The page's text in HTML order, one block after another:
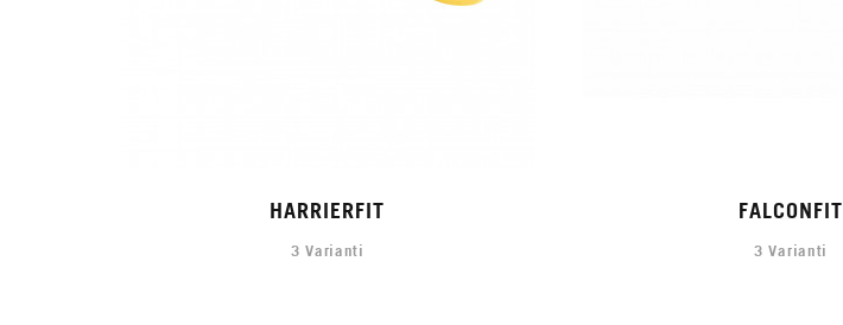
HARRIERFIT
3 Varianti
FALCONFIT
3 Varianti